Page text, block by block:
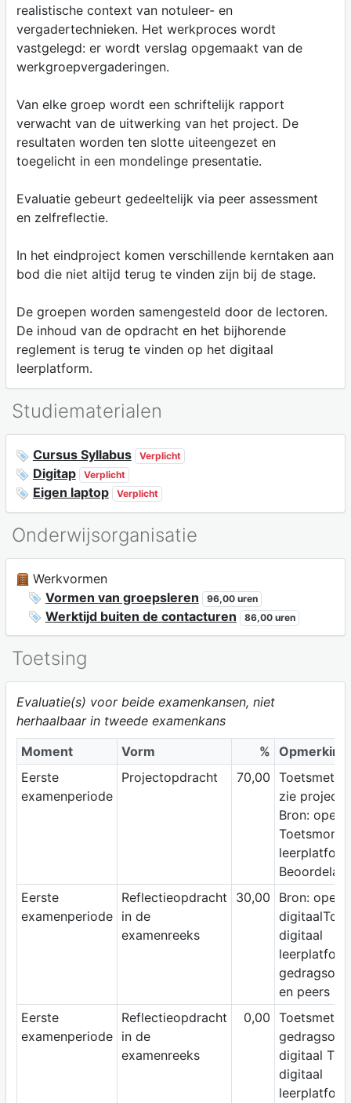
realistische context van notuleer- en
vergadertechnieken. Het werkproces wordt
vastgelegd: er wordt verslag opgemaakt van de
werkgroepvergaderingen.
Van elke groep wordt een schriftelijk rapport
verwacht van de uitwerking van het project. De
resultaten worden ten slotte uiteengezet en
toegelicht in een mondelinge presentatie.
Evaluatie gebeurt gedeeltelijk via peer assessment
en zelfreflectie.
In het eindproject komen verschillende kerntaken aan
bod die niet altijd terug te vinden zijn bij de stage.
De groepen worden samengesteld door de lectoren.
De inhoud van de opdracht en het bijhorende
reglement is terug te vinden op het digitaal
leerplatform.
Studiematerialen
Cursus Syllabus Verplicht
Digitap Verplicht
Eigen laptop Verplicht
Onderwijsorganisatie
Werkvormen
Vormen van groepsleren
96,00 uren
Werktijd buiten de contacturen 86,00 uren
Toetsing
Evaluatie(s) voor beide examenkansen, niet
herhaalbaar in tweede examenkans
Moment
Vorm % Opmerking
Eerste
examenperiode
Projectopdracht 70,00
zie
Bron: open
leerplatform
Eerste
examenperiode
Reflectieopdracht
in de
examenreeks
30,00
Bron: open
digitaal
en peers
Eerste
examenperiode
Reflectieopdracht
in de
examenreeks
0,00
digitaal
digitaal